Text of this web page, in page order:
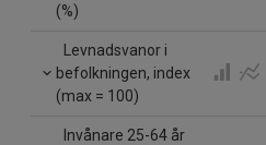
(%)
Levnadsvanor i
befolkningen, index
(max = 100)
Invånare 25-64 år